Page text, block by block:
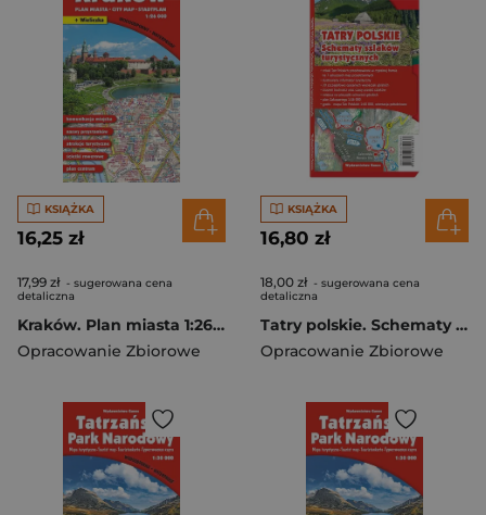
KSIĄŻKA
16,25 zł
17,99 zł - sugerowana cena
detaliczna
Kraków. Plan miasta 1:26000 wodoodporny wyd. 18
Opracowanie Zbiorowe
KSIĄŻKA
16,80 zł
18,00 zł - sugerowana cena
detaliczna
Tatry polskie. Schematy szlaków turystycznych wyd. 3
Opracowanie Zbiorowe